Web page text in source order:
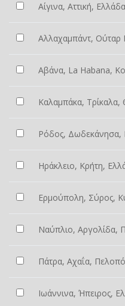
Αίγινα, Αττική, Ελλάδα
Αλλαχαμπάντ, Ούταρ
Αβάνα, La Habana,
Καλαμπάκα,
Ρόδος, Δωδεκάνησα,
Ηράκλειο, Κρήτη,
Ερμούπολη, Σύρος,
Ναύπλιο, Αργολίδα,
Πάτρα, Αχαΐα,
Ιωάννινα, Ήπειρος,